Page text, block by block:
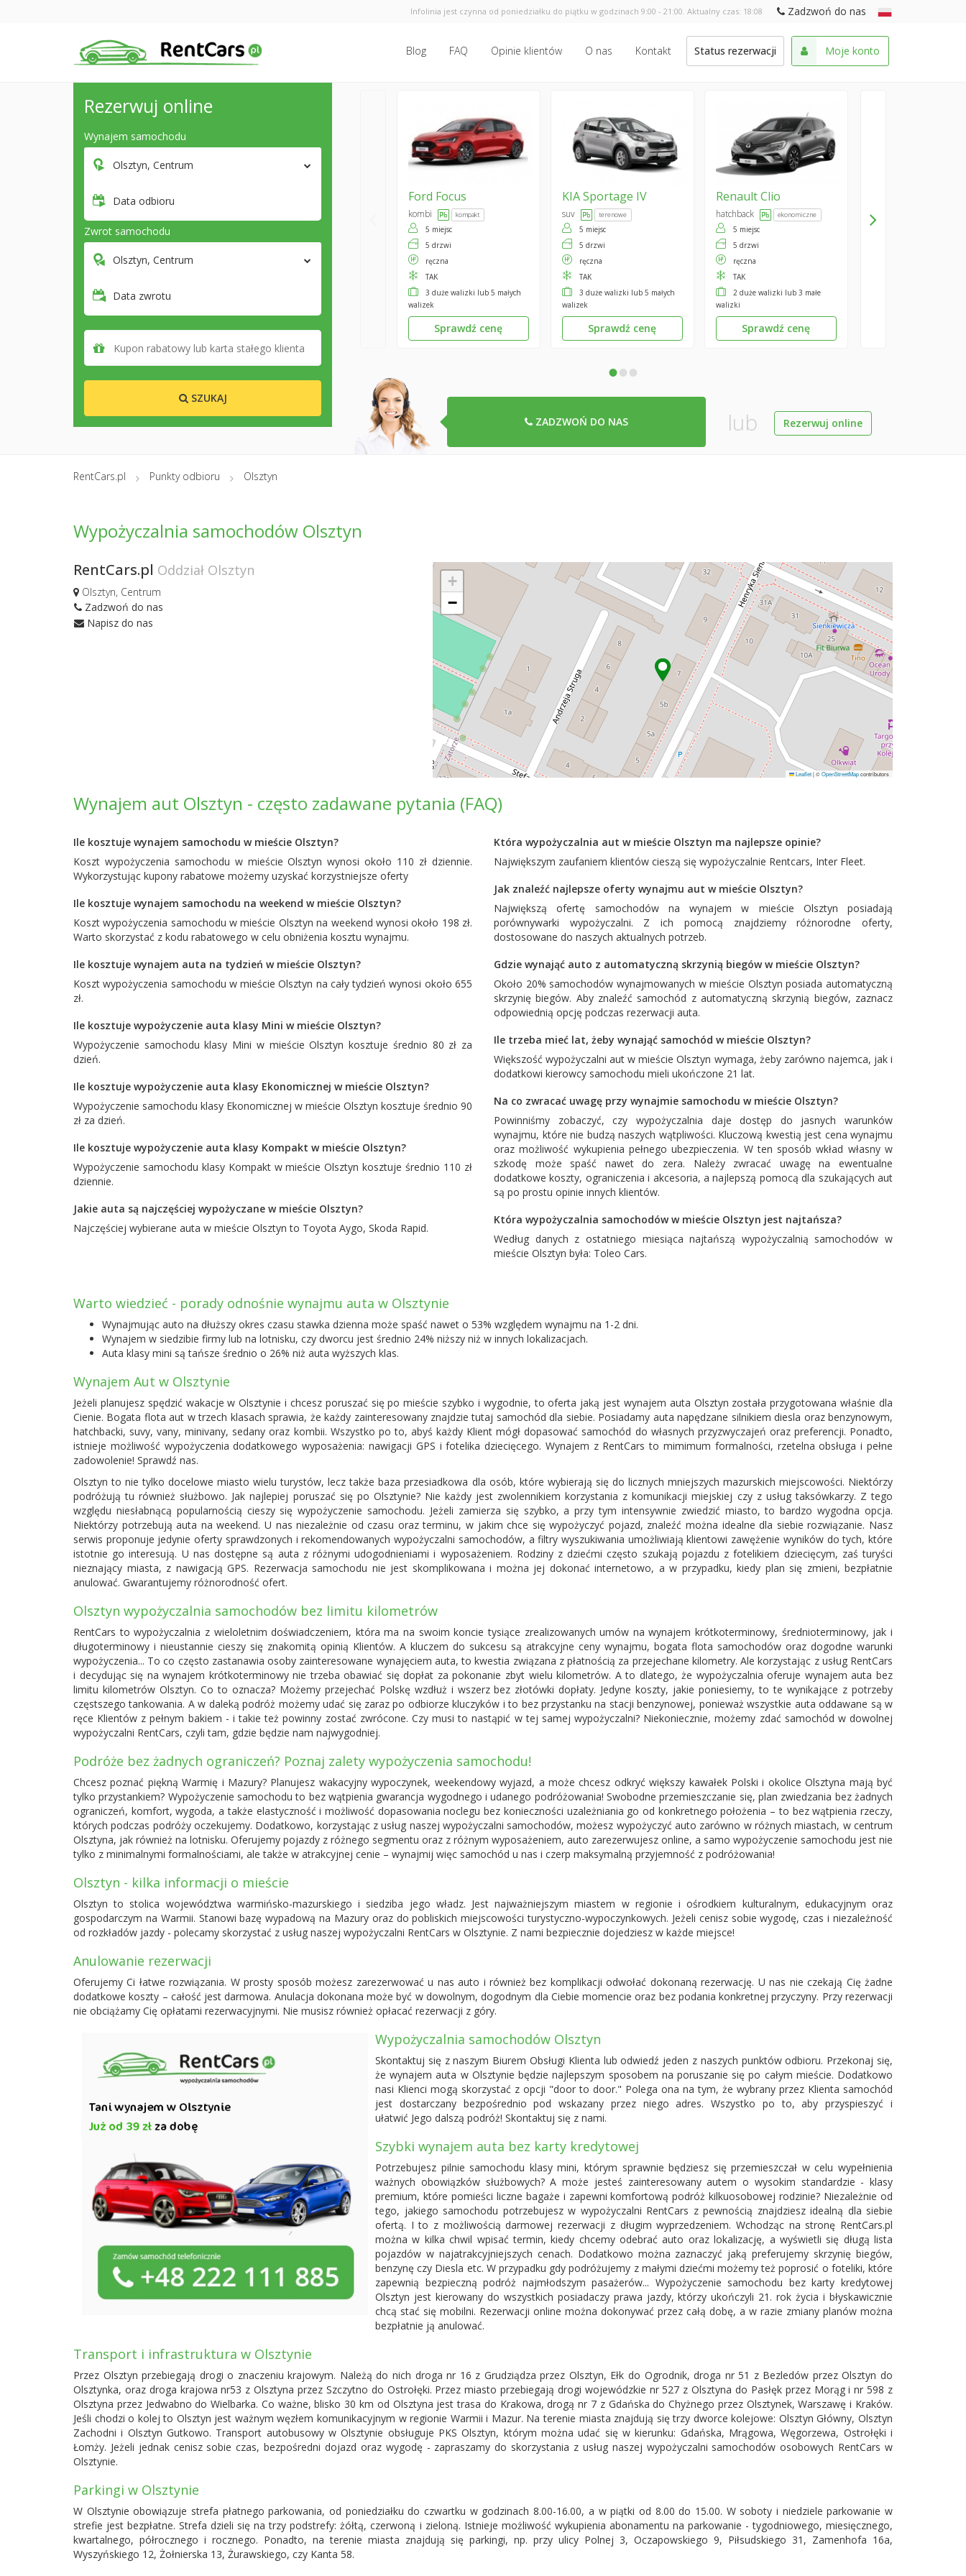
Infolinia jest czynna od poniedziałku do piątku w godzinach 9:00 - 21:00. Aktualny czas: 18:08 Zadzwoń do nas
Blog FAQ Opinie klientów O nas Kontakt Status rezerwacji Moje konto
Rezerwuj online
Wynajem samochodu
Olsztyn, Centrum
Data odbioru
Zwrot samochodu
Olsztyn, Centrum
Data zwrotu
SZUKAJ
Ford Focus
kombi kompakt
5 miejsc
5 drzwi
ręczna
TAK
3 duże walizki lub 5 małych
walizek
Sprawdź cenę
KIASportage IV
suv terenowe
5 miejsc
5 drzwi
ręczna
TAK
3 duże walizki lub 5 małych
walizek
Sprawdź cenę
RenaultClio
hatchback ekonomiczne
5 miejsc
5 drzwi
ręczna
TAK
2 duże walizki lub 3 małe
walizki
Sprawdź cenę
•••
ZADZWOŃ DO NAS lub Rezerwuj online
RentCars.pl Punkty odbioru Olsztyn
Wypożyczalnia samochodów Olsztyn
RentCars.pl Oddział Olsztyn
Olsztyn, Centrum
Zadzwoń do nas
Napisz do nas
+
−
Leaflet|©OpenStreetMapcontributors
Wynajem aut Olsztyn - często zadawane pytania (FAQ)
Ile kosztuje wynajem samochodu w mieście Olsztyn?
Koszt wypożyczenia samochodu w mieście Olsztyn wynosi około 110 zł dziennie.
Wykorzystując kupony rabatowe możemy uzyskać korzystniejsze oferty
Ile kosztuje wynajem samochodu na weekend w mieście Olsztyn?
Koszt wypożyczenia samochodu w mieście Olsztyn na weekend wynosi około 198 zł.
Warto skorzystać z kodu rabatowego w celu obniżenia kosztu wynajmu.
Ile kosztuje wynajem auta na tydzień w mieście Olsztyn?
Koszt wypożyczenia samochodu w mieście Olsztyn na cały tydzień wynosi około 655
zł.
Ile kosztuje wypożyczenie auta klasy Mini w mieście Olsztyn?
Wypożyczenie samochodu klasy Mini w mieście Olsztyn kosztuje średnio 80 zł za
dzień.
Ile kosztuje wypożyczenie auta klasy Ekonomicznej w mieście Olsztyn?
Wypożyczenie samochodu klasy Ekonomicznej w mieście Olsztyn kosztuje średnio 90
zł za dzień.
Ile kosztuje wypożyczenie auta klasy Kompakt w mieście Olsztyn?
Wypożyczenie samochodu klasy Kompakt w mieście Olsztyn kosztuje średnio 110 zł
dziennie.
Jakie auta są najczęściej wypożyczane w mieście Olsztyn?
Najczęściej wybierane auta w mieście Olsztyn to Toyota Aygo, Skoda Rapid.
Która wypożyczalnia aut w mieście Olsztyn ma najlepsze opinie?
Największym zaufaniem klientów cieszą się wypożyczalnie Rentcars, Inter Fleet.
Jak znaleźć najlepsze oferty wynajmu aut w mieście Olsztyn?
Największą ofertę samochodów na wynajem w mieście Olsztyn posiadają
porównywarki wypożyczalni. Z ich pomocą znajdziemy różnorodne oferty,
dostosowane do naszych aktualnych potrzeb.
Gdzie wynająć auto z automatyczną skrzynią biegów w mieście Olsztyn?
Około 20% samochodów wynajmowanych w mieście Olsztyn posiada automatyczną
skrzynię biegów. Aby znaleźć samochód z automatyczną skrzynią biegów, zaznacz
odpowiednią opcję podczas rezerwacji auta.
Ile trzeba mieć lat, żeby wynająć samochód w mieście Olsztyn?
Większość wypożyczalni aut w mieście Olsztyn wymaga, żeby zarówno najemca, jak i
dodatkowi kierowcy samochodu mieli ukończone 21 lat.
Na co zwracać uwagę przy wynajmie samochodu w mieście Olsztyn?
Powinniśmy zobaczyć, czy wypożyczalnia daje dostęp do jasnych warunków
wynajmu, które nie budzą naszych wątpliwości. Kluczową kwestią jest cena wynajmu
oraz możliwość wykupienia pełnego ubezpieczenia. W ten sposób wkład własny w
szkodę może spaść nawet do zera. Należy zwracać uwagę na ewentualne
dodatkowe koszty, ograniczenia i akcesoria, a najlepszą pomocą dla szukających aut
są po prostu opinie innych klientów.
Która wypożyczalnia samochodów w mieście Olsztyn jest najtańsza?
Według danych z ostatniego miesiąca najtańszą wypożyczalnią samochodów w
mieście Olsztyn była: Toleo Cars.
Warto wiedzieć - porady odnośnie wynajmu auta w Olsztynie
Wynajmując auto na dłuższy okres czasu stawka dzienna może spaść nawet o 53% względem wynajmu na 1-2 dni.
Wynajem w siedzibie firmy lub na lotnisku, czy dworcu jest średnio 24% niższy niż w innych lokalizacjach.
Auta klasy mini są tańsze średnio o 26% niż auta wyższych klas.
Wynajem Aut w Olsztynie
Jeżeli planujesz spędzić wakacje w Olsztynie i chcesz poruszać się po mieście szybko i wygodnie, to oferta jaką jest wynajem auta Olsztyn została przygotowana właśnie dla
Cienie. Bogata flota aut w trzech klasach sprawia, że każdy zainteresowany znajdzie tutaj samochód dla siebie. Posiadamy auta napędzane silnikiem diesla oraz benzynowym,
hatchbacki, suvy, vany, minivany, sedany oraz kombii. Wszystko po to, abyś każdy Klient mógł dopasować samochód do własnych przyzwyczajeń oraz preferencji. Ponadto,
istnieje możliwość wypożyczenia dodatkowego wyposażenia: nawigacji GPS i fotelika dziecięcego. Wynajem z RentCars to mimimum formalności, rzetelna obsługa i pełne
zadowolenie! Sprawdź nas.
Olsztyn to nie tylko docelowe miasto wielu turystów, lecz także baza przesiadkowa dla osób, które wybierają się do licznych mniejszych mazurskich miejscowości. Niektórzy
podróżują tu również służbowo. Jak najlepiej poruszać się po Olsztynie? Nie każdy jest zwolennikiem korzystania z komunikacji miejskiej czy z usług taksówkarzy. Z tego
względu niesłabnącą popularnością cieszy się wypożyczenie samochodu. Jeżeli zamierza się szybko, a przy tym intensywnie zwiedzić miasto, to bardzo wygodna opcja.
Niektórzy potrzebują auta na weekend. U nas niezależnie od czasu oraz terminu, w jakim chce się wypożyczyć pojazd, znaleźć można idealne dla siebie rozwiązanie. Nasz
serwis proponuje jedynie oferty sprawdzonych i rekomendowanych wypożyczalni samochodów, a filtry wyszukiwania umożliwiają klientowi zawężenie wyników do tych, które
istotnie go interesują. U nas dostępne są auta z różnymi udogodnieniami i wyposażeniem. Rodziny z dziećmi często szukają pojazdu z fotelikiem dziecięcym, zaś turyści
nieznający miasta, z nawigacją GPS. Rezerwacja samochodu nie jest skomplikowana i można jej dokonać internetowo, a w przypadku, kiedy plan się zmieni, bezpłatnie
anulować. Gwarantujemy różnorodność ofert.
Olsztyn wypożyczalnia samochodów bez limitu kilometrów
RentCars to wypożyczalnia z wieloletnim doświadczeniem, która ma na swoim koncie tysiące zrealizowanych umów na wynajem krótkoterminowy, średnioterminowy, jak i
długoterminowy i nieustannie cieszy się znakomitą opinią Klientów. A kluczem do sukcesu są atrakcyjne ceny wynajmu, bogata flota samochodów oraz dogodne warunki
wypożyczenia... To co często zastanawia osoby zainteresowane wynajęciem auta, to kwestia związana z płatnością za przejechane kilometry. Ale korzystając z usług RentCars
i decydując się na wynajem krótkoterminowy nie trzeba obawiać się dopłat za pokonanie zbyt wielu kilometrów. A to dlatego, że wypożyczalnia oferuje wynajem auta bez
limitu kilometrów Olsztyn. Co to oznacza? Możemy przejechać Polskę wzdłuż i wszerz bez złotówki dopłaty. Jedyne koszty, jakie poniesiemy, to te wynikające z potrzeby
częstszego tankowania. A w daleką podróż możemy udać się zaraz po odbiorze kluczyków i to bez przystanku na stacji benzynowej, ponieważ wszystkie auta oddawane są w
ręce Klientów z pełnym bakiem - i takie też powinny zostać zwrócone. Czy musi to nastąpić w tej samej wypożyczalni? Niekoniecznie, możemy zdać samochód w dowolnej
wypożyczalni RentCars, czyli tam, gdzie będzie nam najwygodniej.
Podróże bez żadnych ograniczeń? Poznaj zalety wypożyczenia samochodu!
Chcesz poznać piękną Warmię i Mazury? Planujesz wakacyjny wypoczynek, weekendowy wyjazd, a może chcesz odkryć większy kawałek Polski i okolice Olsztyna mają być
tylko przystankiem? Wypożyczenie samochodu to bez wątpienia gwarancja wygodnego i udanego podróżowania! Swobodne przemieszczanie się, plan zwiedzania bez żadnych
ograniczeń, komfort, wygoda, a także elastyczność i możliwość dopasowania noclegu bez konieczności uzależniania go od konkretnego położenia – to bez wątpienia rzeczy,
których podczas podróży oczekujemy. Dodatkowo, korzystając z usług naszej wypożyczalni samochodów, możesz wypożyczyć auto zarówno w różnych miastach, w centrum
Olsztyna, jak również na lotnisku. Oferujemy pojazdy z różnego segmentu oraz z różnym wyposażeniem, auto zarezerwujesz online, a samo wypożyczenie samochodu jest nie
tylko z minimalnymi formalnościami, ale także w atrakcyjnej cenie – wynajmij więc samochód u nas i czerp maksymalną przyjemność z podróżowania!
Olsztyn - kilka informacji o mieście
Olsztyn to stolica województwa warmińsko-mazurskiego i siedziba jego władz. Jest najważniejszym miastem w regionie i ośrodkiem kulturalnym, edukacyjnym oraz
gospodarczym na Warmii. Stanowi bazę wypadową na Mazury oraz do pobliskich miejscowości turystyczno-wypoczynkowych. Jeżeli cenisz sobie wygodę, czas i niezależność
od rozkładów jazdy - polecamy skorzystać z usług naszej wypożyczalni RentCars w Olsztynie. Z nami bezpiecznie dojedziesz w każde miejsce!
Anulowanie rezerwacji
Oferujemy Ci łatwe rozwiązania. W prosty sposób możesz zarezerwować u nas auto i również bez komplikacji odwołać dokonaną rezerwację. U nas nie czekają Cię żadne
dodatkowe koszty – całość jest darmowa. Anulacja dokonana może być w dowolnym, dogodnym dla Ciebie momencie oraz bez podania konkretnej przyczyny. Przy rezerwacji
nie obciążamy Cię opłatami rezerwacyjnymi. Nie musisz również opłacać rezerwacji z góry.
Wypożyczalnia samochodów Olsztyn
Skontaktuj się z naszym Biurem Obsługi Klienta lub odwiedź jeden z naszych punktów odbioru. Przekonaj się,
że wynajem auta w Olsztynie będzie najlepszym sposobem na poruszanie się po całym mieście. Dodatkowo
nasi Klienci mogą skorzystać z opcji "door to door." Polega ona na tym, że wybrany przez Klienta samochód
jest dostarczany bezpośrednio pod wskazany przez niego adres. Wszystko po to, aby przyspieszyć i
ułatwić Jego dalszą podróż! Skontaktuj się z nami.
Szybki wynajem auta bez karty kredytowej
Potrzebujesz pilnie samochodu klasy mini, którym sprawnie będziesz się przemieszczał w celu wypełnienia
ważnych obowiązków służbowych? A może jesteś zainteresowany autem o wysokim standardzie - klasy
premium, które pomieści liczne bagaże i zapewni komfortową podróż kilkuosobowej rodzinie? Niezależnie od
tego, jakiego samochodu potrzebujesz w wypożyczalni RentCars z pewnością znajdziesz idealną dla siebie
ofertą. I to z możliwością darmowej rezerwacji z długim wyprzedzeniem. Wchodząc na stronę RentCars.pl
można w kilka chwil wpisać termin, kiedy chcemy odebrać auto oraz lokalizację, a wyświetli się długą lista
pojazdów w najatrakcyjniejszych cenach. Dodatkowo można zaznaczyć jaką preferujemy skrzynię biegów,
benzynę czy Diesla etc. W przypadku gdy podróżujemy z małymi dziećmi możemy też poprosić o foteliki, które
zapewnią bezpieczną podróż najmłodszym pasażerów... Wypożyczenie samochodu bez karty kredytowej
Olsztyn jest kierowany do wszystkich posiadaczy prawa jazdy, którzy ukończyli 21. rok życia i błyskawicznie
chcą stać się mobilni. Rezerwacji online można dokonywać przez całą dobę, a w razie zmiany planów można
bezpłatnie ją anulować.
Transport i infrastruktura w Olsztynie
Przez Olsztyn przebiegają drogi o znaczeniu krajowym. Należą do nich droga nr 16 z Grudziądza przez Olsztyn, Ełk do Ogrodnik, droga nr 51 z Bezledów przez Olsztyn do
Olsztynka, oraz droga krajowa nr53 z Olsztyna przez Szczytno do Ostrołęki. Przez miasto przebiegają drogi wojewódzkie nr 527 z Olsztyna do Pasłęk przez Morąg i nr 598 z
Olsztyna przez Jedwabno do Wielbarka. Co ważne, blisko 30 km od Olsztyna jest trasa do Krakowa, drogą nr 7 z Gdańska do Chyżnego przez Olsztynek, Warszawę i Kraków.
Jeśli chodzi o kolej to Olsztyn jest ważnym węzłem komunikacyjnym w regionie Warmii i Mazur. Na terenie miasta znajdują się trzy dworce kolejowe: Olsztyn Główny, Olsztyn
Zachodni i Olsztyn Gutkowo. Transport autobusowy w Olsztynie obsługuje PKS Olsztyn, którym można udać się w kierunku: Gdańska, Mrągowa, Węgorzewa, Ostrołęki i
Łomży. Jeżeli jednak cenisz sobie czas, bezpośredni dojazd oraz wygodę - zapraszamy do skorzystania z usług naszej wypożyczalni samochodów osobowych RentCars w
Olsztynie.
Parkingi w Olsztynie
W Olsztynie obowiązuje strefa płatnego parkowania, od poniedziałku do czwartku w godzinach 8.00-16.00, a w piątki od 8.00 do 15.00. W soboty i niedziele parkowanie w
strefie jest bezpłatne. Strefa dzieli się na trzy podstrefy: żółtą, czerwoną i zieloną. Istnieje możliwość wykupienia abonamentu na parkowanie - tygodniowego, miesięcznego,
kwartalnego, półrocznego i rocznego. Ponadto, na terenie miasta znajdują się parkingi, np. przy ulicy Polnej 3, Oczapowskiego 9, Piłsudskiego 31, Zamenhofa 16a,
Wyszyńskiego 12, Żołnierska 13, Żurawskiego, czy Kanta 58.